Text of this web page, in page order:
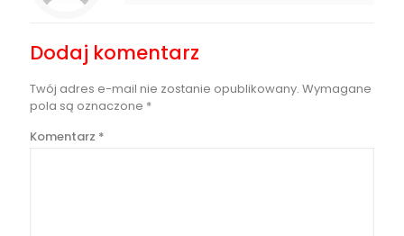
Dodaj komentarz
Twój adres e-mail nie zostanie opublikowany. Wymagane
pola są oznaczone *
Komentarz *